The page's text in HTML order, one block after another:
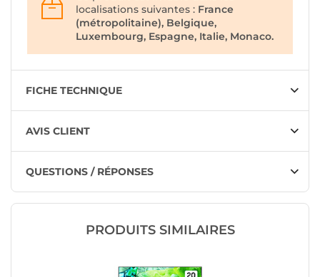
localisations suivantes : France
(métropolitaine), Belgique,
Luxembourg, Espagne, Italie, Monaco.
FICHE TECHNIQUE
AVIS CLIENT
QUESTIONS / RÉPONSES
PRODUITS SIMILAIRES